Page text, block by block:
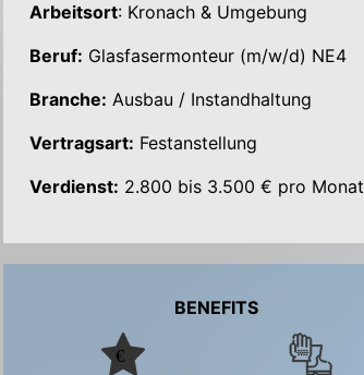
Arbeitsort: Kronach & Umgebung
Beruf: Glasfasermonteur (m/w/d) NE4
Branche: Ausbau / Instandhaltung
Vertragsart: Festanstellung
Verdienst: 2.800 bis 3.500 € pro Monat
BENEFITS